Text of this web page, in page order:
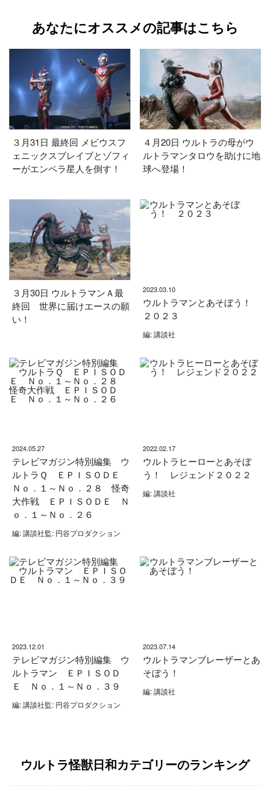
あなたにオススメの記事はこちら
３月31日 最終回 メビウスフ
ェニックスブレイブとゾフィ
ーがエンペラ星人を倒す！
４月20日 ウルトラの母がウ
ルトラマンタロウを助けに地
球へ登場！
３月30日 ウルトラマンＡ最
終回 世界に届けエースの願
い！
2023.03.10
ウルトラマンとあそぼう！
２０２３
編: 講談社
2024.05.27
テレビマガジン特別編集 ウ
ルトラＱ ＥＰＩＳＯＤＥ
Ｎｏ．１～Ｎｏ．２８ 怪奇
大作戦 ＥＰＩＳＯＤＥ Ｎ
ｏ．１～Ｎｏ．２６
編: 講談社監: 円谷プロダクション
2022.02.17
ウルトラヒーローとあそぼ
う！ レジェンド２０２２
編: 講談社
2023.12.01
テレビマガジン特別編集 ウ
ルトラマン ＥＰＩＳＯＤ
Ｅ Ｎｏ．１～Ｎｏ．３９
編: 講談社監: 円谷プロダクション
2023.07.14
ウルトラマンブレーザーとあ
そぼう！
編: 講談社
ウルトラ怪獣日和カテゴリーのランキング